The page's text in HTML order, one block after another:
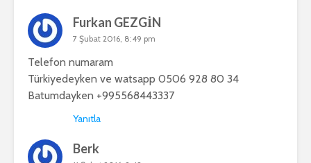
Furkan GEZGİN
7 Şubat 2016, 8:49 pm
Telefon numaram
Türkiyedeyken ve watsapp 0506 928 80 34
Batumdayken +995568443337
Yanıtla
Berk